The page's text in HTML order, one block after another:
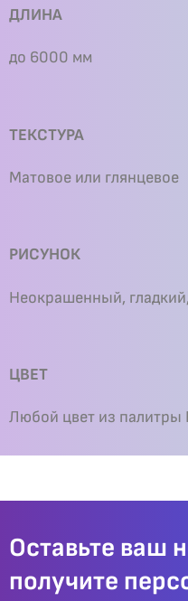
ДЛИНА
до 6000 мм
ТЕКСТУРА
Матовое или глянцевое
РИСУНОК
Неокрашенный,
ЦВЕТ
Любой цвет из палитры
Оставьте ваш
получите